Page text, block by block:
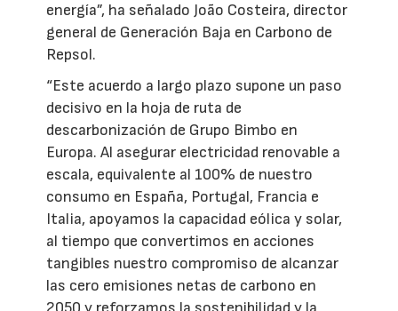
energía”, ha señalado João Costeira, director
general de Generación Baja en Carbono de
Repsol.
“Este acuerdo a largo plazo supone un paso
decisivo en la hoja de ruta de
descarbonización de Grupo Bimbo en
Europa. Al asegurar electricidad renovable a
escala, equivalente al 100% de nuestro
consumo en España, Portugal, Francia e
Italia, apoyamos la capacidad eólica y solar,
al tiempo que convertimos en acciones
tangibles nuestro compromiso de alcanzar
las cero emisiones netas de carbono en